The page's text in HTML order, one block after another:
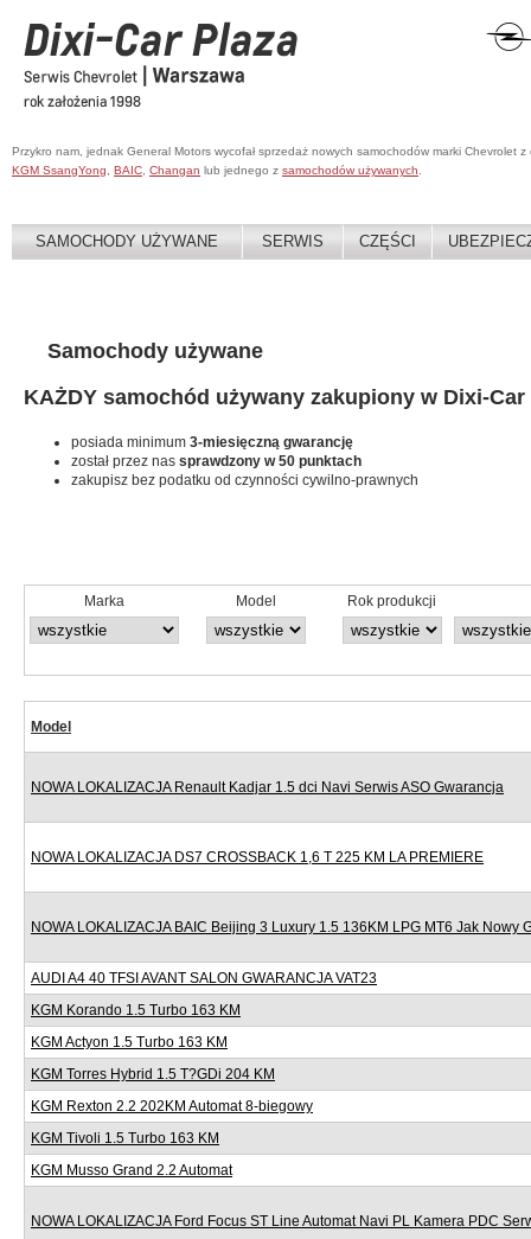
Przykro nam, jednak General Motors wycofał sprzedaż nowych samochodów marki Chevrolet
KGM SsangYong
BAIC Changan lub jednego z samochodów używanych
SAMOCHODY UŻYWANE SERWIS CZĘŚCI
Samochody używane
KAŻDY samochód używany zakupiony w Dixi-Car
posiada minimum 3-miesięczną gwarancję
został przez nas sprawdzony w 50 punktach
zakupisz bez podatku od czynności cywilno-prawnych
Marka Model Rok produkcji
Model
NOWA LOKALIZACJA Renault Kadjar 1.5 dci Navi Serwis ASO Gwarancja
NOWA LOKALIZACJA DS7 CROSSBACK 1,6 T 225 KM LA PREMIERE
NOWA LOKALIZACJA BAIC Beijing 3 Luxury 1.5 136KM LPG MT6 Jak Nowy
AUDI A4 40 TFSI AVANT SALON GWARANCJA VAT23
KGM Korando 1.5 Turbo 163 KM
KGM Actyon 1.5 Turbo 163 KM
KGM Torres Hybrid 1.5 T?GDi 204 KM
KGM Rexton 2.2 202KM Automat 8-biegowy
KGM Tivoli 1.5 Turbo 163 KM
KGM Musso Grand 2.2 Automat
NOWA LOKALIZACJA Ford Focus ST Line Automat Navi PL Kamera PDC